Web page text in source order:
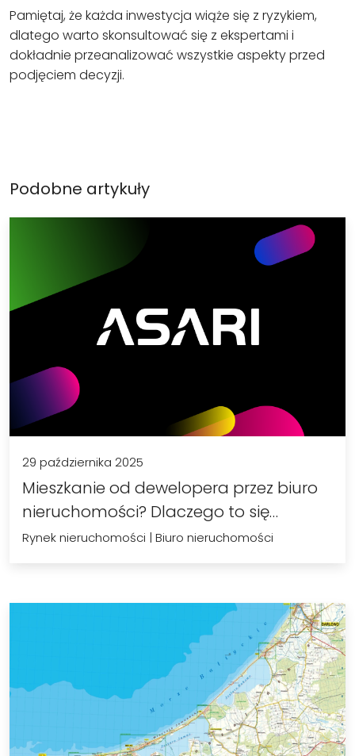
Pamiętaj, że każda inwestycja wiąże się z ryzykiem,
dlatego warto skonsultować się z ekspertami i
dokładnie przeanalizować wszystkie aspekty przed
podjęciem decyzji.
Podobne artykuły
29 października 2025
Mieszkanie od dewelopera przez biuro
nieruchomości? Dlaczego to się…
Rynek nieruchomości | Biuro nieruchomości